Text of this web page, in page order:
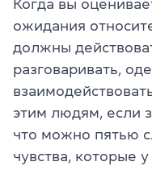
Когда вы
ожидания
должны
разговаривать,
этим людям, если
что можно пятью
чувства, которые